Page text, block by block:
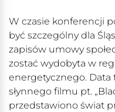
W czasie konferencji
być szczególny dla
zapisów umowy
zostać wydobyta w
energetycznego. Data
słynnego filmu pt.
przedstawiono świat